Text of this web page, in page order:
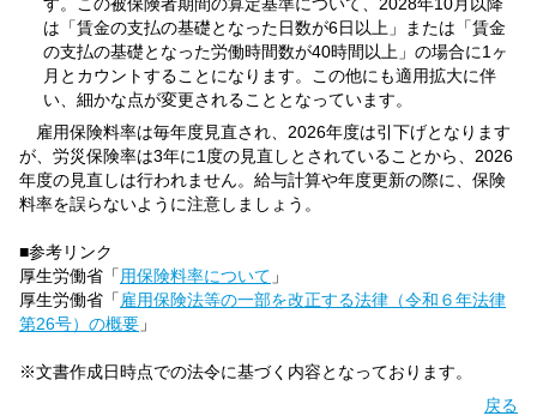
す。この被保険者期間の算定基準について、2028年10月以降
は「賃金の支払の基礎となった日数が6日以上」または「賃金
の支払の基礎となった労働時間数が40時間以上」の場合に1ヶ
月とカウントすることになります。この他にも適用拡大に伴
い、細かな点が変更されることとなっています。
雇用保険料率は毎年度見直され、2026年度は引下げとなります
が、労災保険率は3年に1度の見直しとされていることから、2026
年度の見直しは行われません。給与計算や年度更新の際に、保険
料率を誤らないように注意しましょう。
■参考リンク
厚生労働省「用保険料率について 」
厚生労働省「雇用保険法等の一部を改正する法律（令和６年法律
第26号）の概要 」
※文書作成日時点での法令に基づく内容となっております。
戻る